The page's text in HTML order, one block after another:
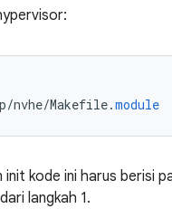
/nvhe/Makefile.module
init kode ini harus berisi
langkah 1.